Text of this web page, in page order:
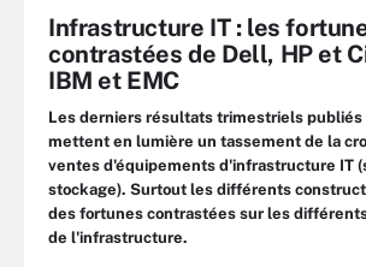
Infrastructure IT : les
contrastées de Dell, HP et
IBM et EMC
Les derniers résultats trimestriels publiés
mettent en lumière un tassement de la
ventes d'équipements d'infrastructure IT
stockage). Surtout les différents
des fortunes contrastées sur les
de l'infrastructure.